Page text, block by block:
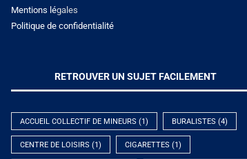
Mentions légales
Politique de confidentialité
RETROUVER UN SUJET FACILEMENT
ACCUEIL COLLECTIF DE MINEURS (1) BURALISTES (4)
CENTRE DE LOISIRS (1) CIGARETTES (1)